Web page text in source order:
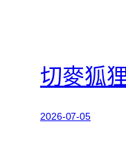
切麥狐
2026-07-05